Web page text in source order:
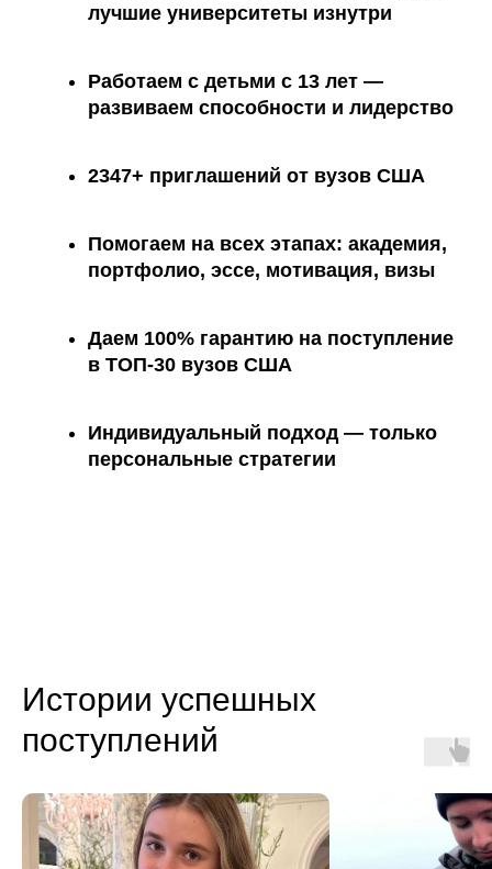
лучшие университеты изнутри
Работаем с детьми с 13 лет —
развиваем способности и лидерство
2347+ приглашений от вузов США
Помогаем на всех этапах: академия,
портфолио, эссе, мотивация, визы
Даем 100% гарантию на поступление
в ТОП-30 вузов США
Индивидуальный подход — только
персональные стратегии
Истории успешных
поступлений